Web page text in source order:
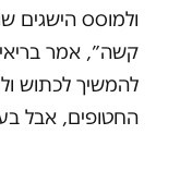
ולמוסס הישגים
קשה״, אמר
להמשיך לכתוש
החטופים, אבל